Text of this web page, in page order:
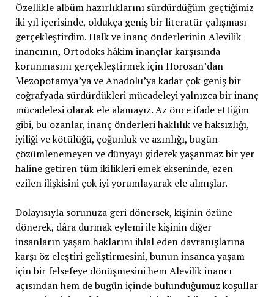
Özellikle albüm hazırlıklarını sürdürdüğüm geçtiğimiz
iki yıl içerisinde, oldukça geniş bir literatür çalışması
gerçekleştirdim. Halk ve inanç önderlerinin Alevilik
inancının, Ortodoks hâkim inançlar karşısında
korunmasını gerçekleştirmek için Horosan’dan
Mezopotamya’ya ve Anadolu’ya kadar çok geniş bir
coğrafyada sürdürdükleri mücadeleyi yalnızca bir inanç
mücadelesi olarak ele alamayız. Az önce ifade ettiğim
gibi, bu ozanlar, inanç önderleri haklılık ve haksızlığı,
iyiliği ve kötülüğü, çoğunluk ve azınlığı, bugün
çözümlenemeyen ve dünyayı giderek yaşanmaz bir yer
haline getiren tüm ikilikleri emek ekseninde, ezen
ezilen ilişkisini çok iyi yorumlayarak ele almışlar.
Dolayısıyla sorunuza geri dönersek, kişinin özüne
dönerek, dâra durmak eylemi ile kişinin diğer
insanların yaşam haklarını ihlal eden davranışlarına
karşı öz eleştiri geliştirmesini, bunun insanca yaşam
için bir felsefeye dönüşmesini hem Alevilik inancı
açısından hem de bugün içinde bulunduğumuz koşullar